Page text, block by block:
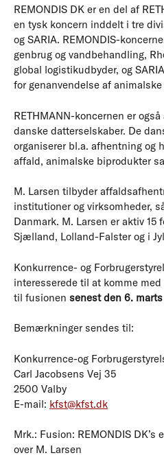
REMONDIS DK er en del af
en tysk koncern inddelt i tre
og SARIA. REMONDIS-
genbrug og vandbehandling,
global logistikudbyder, og
for genanvendelse af
RETHMANN-koncernen er
danske datterselskaber. De
organiserer bl.a. afhentning og
affald, animalske biprodukter
M. Larsen tilbyder
institutioner og virksomheder,
Danmark. M. Larsen er aktiv 15
Sjælland, Lolland-Falster og i
Konkurrence- og
interesserede til at komme
til fusionen senest den 6. marts
Bemærkninger sendes til:
Konkurrence-og
Carl Jacobsens Vej 35
2500 Valby
E-mail: kfst@kfst.dk
Mrk.: Fusion: REMONDIS DK’s
over M. Larsen